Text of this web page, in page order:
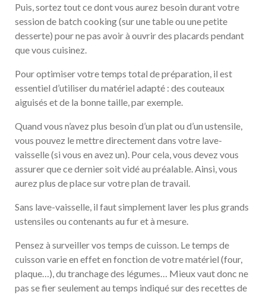
Puis, sortez tout ce dont vous aurez besoin durant votre
session de batch cooking (sur une table ou une petite
desserte) pour ne pas avoir à ouvrir des placards pendant
que vous cuisinez.
Pour optimiser votre temps total de préparation, il est
essentiel d’utiliser du matériel adapté : des couteaux
aiguisés et de la bonne taille, par exemple.
Quand vous n’avez plus besoin d’un plat ou d’un ustensile,
vous pouvez le mettre directement dans votre lave-
vaisselle (si vous en avez un). Pour cela, vous devez vous
assurer que ce dernier soit vidé au préalable. Ainsi, vous
aurez plus de place sur votre plan de travail.
Sans lave-vaisselle, il faut simplement laver les plus grands
ustensiles ou contenants au fur et à mesure.
Pensez à surveiller vos temps de cuisson. Le temps de
cuisson varie en effet en fonction de votre matériel (four,
plaque…), du tranchage des légumes… Mieux vaut donc ne
pas se fier seulement au temps indiqué sur des recettes de